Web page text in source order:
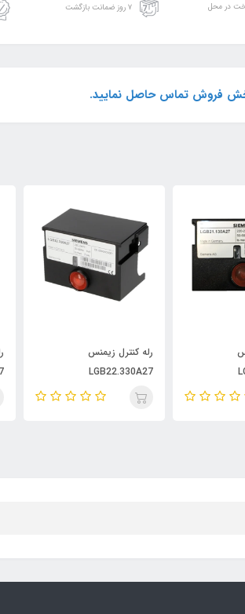
در محل ۷ روز ضمانت بازگشت
بخش فروش تماس حاصل نمایید.
رله کنترل زیمنس
LGB41.258A27